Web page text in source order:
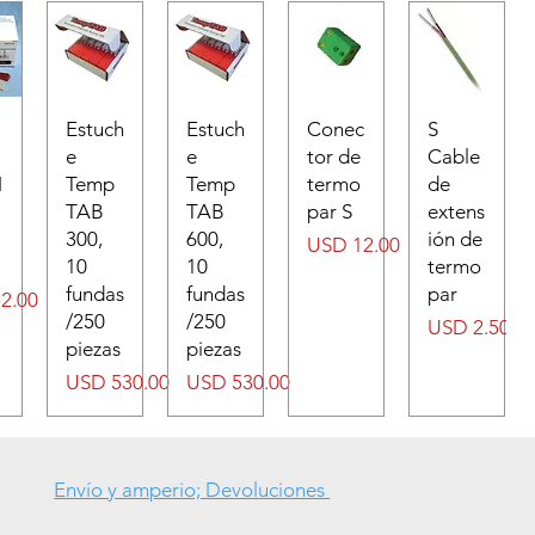
Estuch
e
Temp
TAB
300,
10
fundas
/250
piezas
Precio
USD 530.00
Estuch
e
Temp
TAB
600,
10
fundas
/250
piezas
Precio
USD 530.00
Conec
tor de
termo
par S
Precio
USD 12.00
S
Cable
de
extens
ión de
termo
par
Precio
USD 2.50
Envío y amperio; Devoluciones